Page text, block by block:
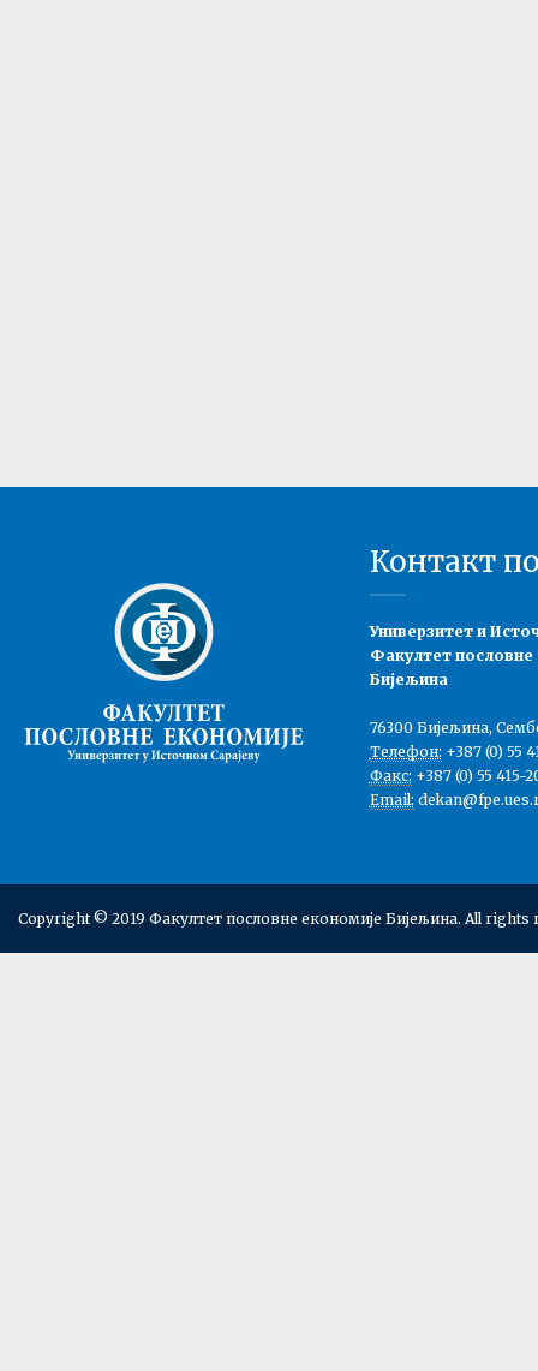
Контакт
Универзитет и
Факултет пословне
Бијељина
76300 Бијељина,
Телефон: +387 (0) 55
Факс: +387 (0) 55 415-
Email:
Copyright © 2019 Факултет пословне економије Бијељина. All rights